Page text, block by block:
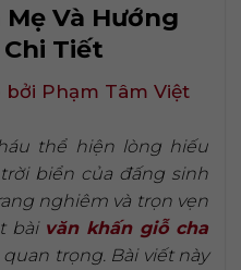
Và Hướng
Tiết
bởi Phạm Tâm Việt
thể hiện lòng hiếu
biển của đấng sinh
nghiêm và trọn vẹn
bài văn khấn giỗ cha
trọng. Bài viết này